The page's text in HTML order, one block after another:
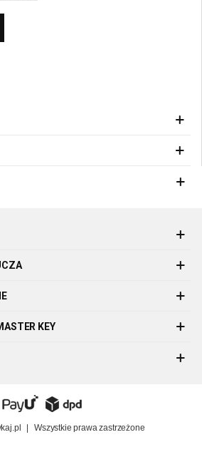
KEY
Wszystkie prawa zastrzeżone